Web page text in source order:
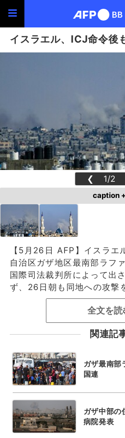
イスラエル、ICJ命令後
❮ 1/2
caption +
【5月26日 AFP】イスラエ
自治区ガザ地区最南部ラフ
国際司法裁判所によって出
ず、26日朝も同地への攻撃
全文を読
関連記
ガザ最南
国連
ガザ中部の
病院発表